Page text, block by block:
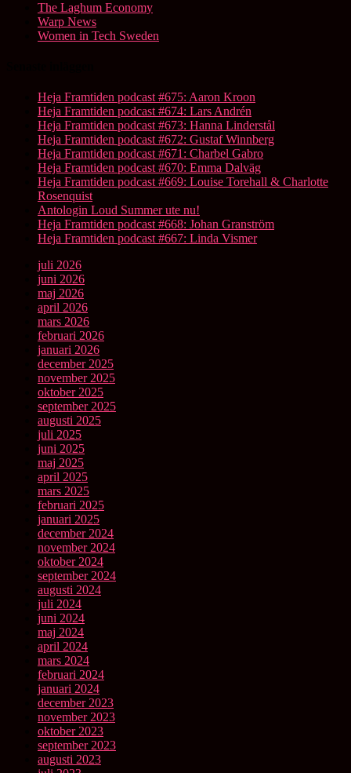
The Laghum Economy
Warp News
Women in Tech Sweden
Heja Framtiden podcast #675: Aaron Kroon
Heja Framtiden podcast #674: Lars Andrén
Heja Framtiden podcast #673: Hanna Linderstål
Heja Framtiden podcast #672: Gustaf Winnberg
Heja Framtiden podcast #671: Charbel Gabro
Heja Framtiden podcast #670: Emma Dalväg
Heja Framtiden podcast #669: Louise Torehall & Charlotte
Rosenquist
Antologin Loud Summer ute nu!
Heja Framtiden podcast #668: Johan Granström
Heja Framtiden podcast #667: Linda Vismer
juli 2026
juni 2026
maj 2026
april 2026
mars 2026
februari 2026
januari 2026
december 2025
november 2025
oktober 2025
september 2025
augusti 2025
juli 2025
juni 2025
maj 2025
april 2025
mars 2025
februari 2025
januari 2025
december 2024
november 2024
oktober 2024
september 2024
augusti 2024
juli 2024
juni 2024
maj 2024
april 2024
mars 2024
februari 2024
januari 2024
december 2023
november 2023
oktober 2023
september 2023
augusti 2023